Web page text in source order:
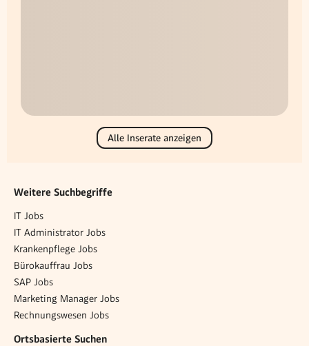
Alle Inserate anzeigen
Weitere Suchbegriffe
IT Jobs
IT Administrator Jobs
Krankenpflege Jobs
Bürokauffrau Jobs
SAP Jobs
Marketing Manager Jobs
Rechnungswesen Jobs
Ortsbasierte Suchen